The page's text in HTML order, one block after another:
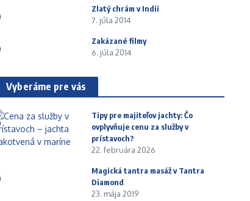
Zlatý chrám v Indii
7. júla 2014
Zakázané filmy
6. júla 2014
Vyberáme pre vás
Tipy pre majiteľov jachty: Čo
ovplyvňuje cenu za služby v
prístavoch?
22. februára 2026
Magická tantra masáž v Tantra
Diamond
23. mája 2019